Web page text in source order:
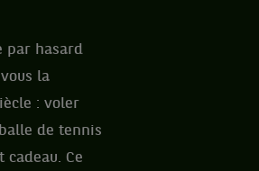
par hasard
la
: voler
de tennis
Ce